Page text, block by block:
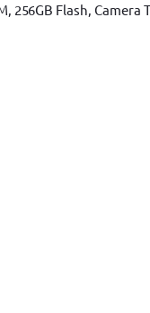
Flash, Camera